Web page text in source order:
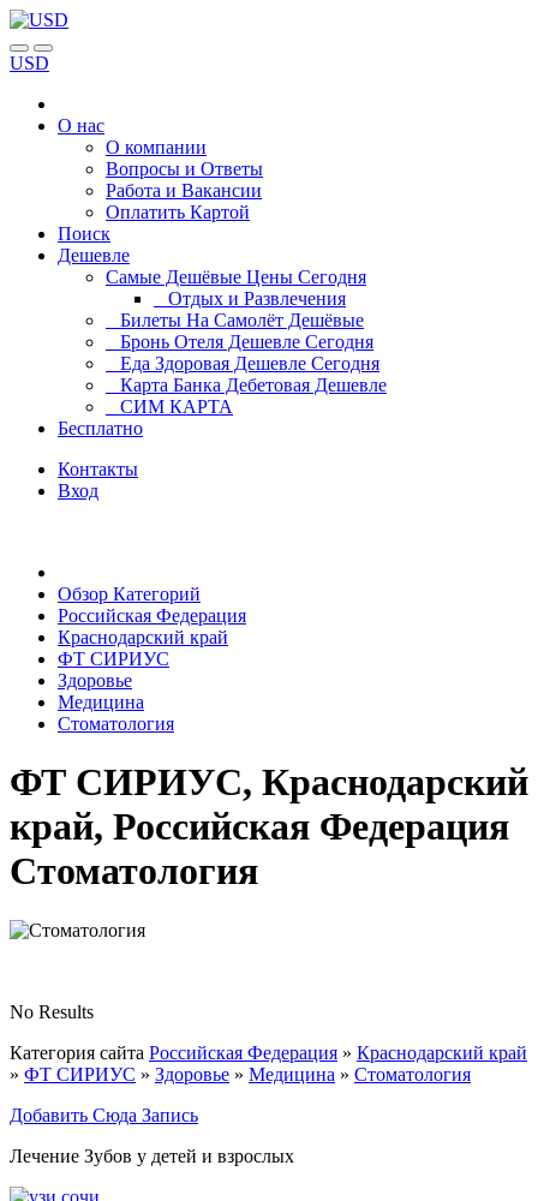
USD
О нас
О компании
Вопросы и Ответы
Работа и Вакансии
Оплатить Картой
Поиск
Дешевле
Самые Дешёвые Цены Сегодня
Отдых и Развлечения
Билеты На Самолёт Дешёвые
Бронь Отеля Дешевле Сегодня
Еда Здоровая Дешевле Сегодня
Карта Банка Дебетовая Дешевле
СИМ КАРТА
Бесплатно
Контакты
Вход
Обзор Категорий
Российская Федерация
Краснодарский край
ФТ СИРИУС
Здоровье
Медицина
Стоматология
ФТ СИРИУС, Краснодарский
край, Российская Федерация
Стоматология
No Results
Категория сайта Российская Федерация » Краснодарский край
» ФТ СИРИУС » Здоровье » Медицина » Стоматология
Добавить Сюда Запись
Лечение Зубов у детей и взрослых